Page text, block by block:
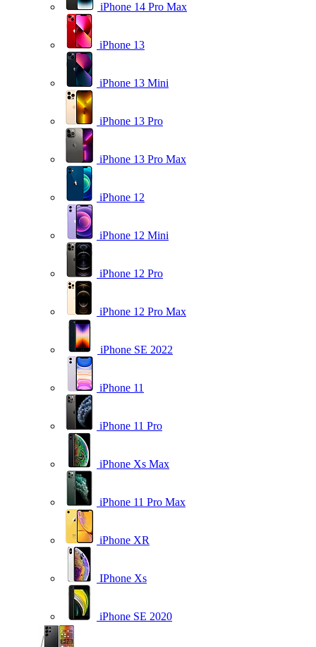
iPhone 14 Pro Max
iPhone 13
iPhone 13 Mini
iPhone 13 Pro
iPhone 13 Pro Max
iPhone 12
iPhone 12 Mini
iPhone 12 Pro
iPhone 12 Pro Max
iPhone SE 2022
iPhone 11
iPhone 11 Pro
iPhone Xs Max
iPhone 11 Pro Max
iPhone XR
IPhone Xs
iPhone SE 2020